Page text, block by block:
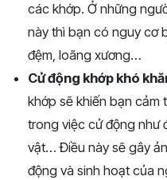
các khớp. Ở những
này thì bạn có nguy cơ
đệm, loãng xương…
Cử động khớp khó
khớp sẽ khiến bạn cảm
trong việc cử động như
vật… Điều này sẽ gây
động và sinh hoạt của